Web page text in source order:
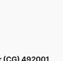
(CG) 492001